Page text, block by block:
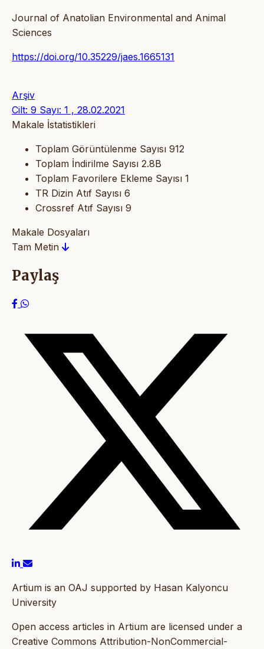
Journal of Anatolian Environmental and Animal
Sciences
https://doi.org/10.35229/jaes.1665131
Arşiv
Cilt: 9 Sayı: 1 , 28.02.2021
Makale İstatistikleri
Toplam Görüntülenme Sayısı 912
Toplam İndirilme Sayısı 2.8B
Toplam Favorilere Ekleme Sayısı 1
TR Dizin Atıf Sayısı 6
Crossref Atıf Sayısı 9
Makale Dosyaları
Tam Metin
Paylaş
Artium is an OAJ supported by Hasan Kalyoncu
University
Open access articles in Artium are licensed under a
Creative Commons Attribution-NonCommercial-